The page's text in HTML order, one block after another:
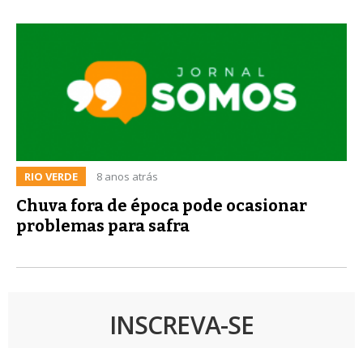
RIO VERDE 8 anos atrás
Chuva fora de época pode ocasionar
problemas para safra
INSCREVA-SE